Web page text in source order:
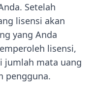
Setelah
lisensi akan
yang Anda
lisensi,
jumlah mata uang
pengguna.